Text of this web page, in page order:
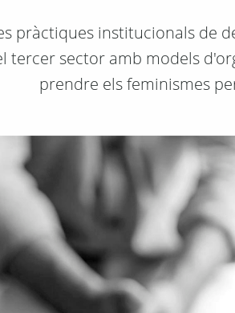
pràctiques institucionals de
tercer sector amb models
prendre els feminismes